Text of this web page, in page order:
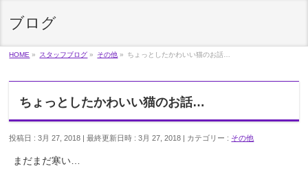
ブログ
HOME » スタッフブログ » その他 » ちょっとしたかわいい猫のお話…
ちょっとしたかわいい猫のお話…
投稿日 : 3月 27, 2018 最終更新日時 : 3月 27, 2018 カテゴリー : その他
まだまだ寒い…